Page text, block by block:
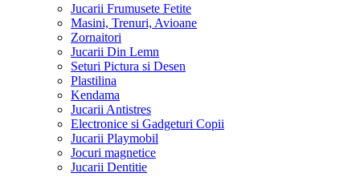
Jucarii Frumusete Fetite
Masini, Trenuri, Avioane
Zornaitori
Jucarii Din Lemn
Seturi Pictura si Desen
Plastilina
Kendama
Jucarii Antistres
Electronice si Gadgeturi Copii
Jucarii Playmobil
Jocuri magnetice
Jucarii Dentitie